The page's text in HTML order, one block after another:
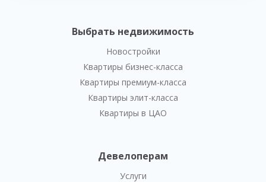
Выбрать недвижимость
Новостройки
Квартиры бизнес-класса
Квартиры премиум-класса
Квартиры элит-класса
Квартиры в ЦАО
Девелоперам
Услуги